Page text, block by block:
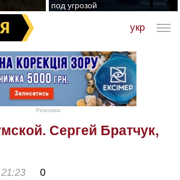
под угрозой
укр
Реклама
Сергей Братчук,
0